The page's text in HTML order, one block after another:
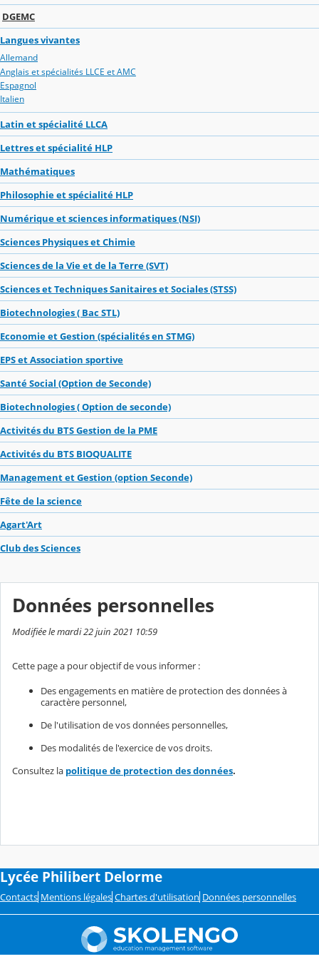
DGEMC
Langues vivantes
Allemand
Anglais et spécialités LLCE et AMC
Espagnol
Italien
Latin et spécialité LLCA
Lettres et spécialité HLP
Mathématiques
Philosophie et spécialité HLP
Numérique et sciences informatiques (NSI)
Sciences Physiques et Chimie
Sciences de la Vie et de la Terre (SVT)
Sciences et Techniques Sanitaires et Sociales (STSS)
Biotechnologies ( Bac STL)
Economie et Gestion (spécialités en STMG)
EPS et Association sportive
Santé Social (Option de Seconde)
Biotechnologies ( Option de seconde)
Activités du BTS Gestion de la PME
Activités du BTS BIOQUALITE
Management et Gestion (option Seconde)
Fête de la science
Agart'Art
Club des Sciences
Données personnelles
Modifiée le mardi 22 juin 2021 10:59
Cette page a pour objectif de vous informer :
Des engagements en matière de protection des données à
caractère personnel,
De l'utilisation de vos données personnelles,
Des modalités de l'exercice de vos droits.
Consultez la politique de protection des données.
Lycée Philibert Delorme
Contacts Mentions légales Chartes d'utilisation Données personnelles